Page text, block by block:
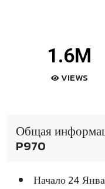
1.6M
VIEWS
Общая
P970
Начало 24